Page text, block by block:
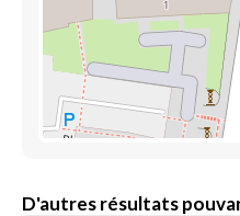
D'autres résultats